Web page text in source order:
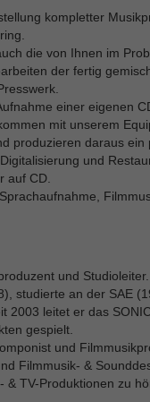
kompletter
die von Ihnen im
der fertig
einer eigenen
mit unserem
produzieren daraus ein
Digitalisierung und
auf CD.
Sprachaufnahme,
und
studierte an der SAE
2003 leitet er das
gespielt.
und
Filmmusik- &
& TV-Produktionen zu